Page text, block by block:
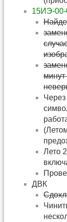
15ИЭ-00-
минут
Лето
ДВК